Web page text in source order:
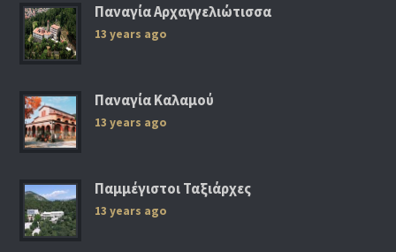
Παναγία Αρχαγγελιώτισσα
13 years ago
Παναγία Καλαμού
13 years ago
Παμμέγιστοι Ταξιάρχες
13 years ago